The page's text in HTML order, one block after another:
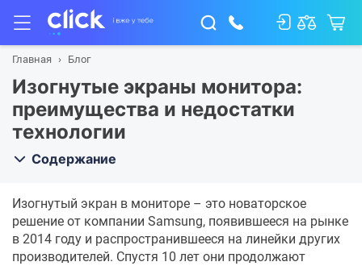
Главная Блог
Изогнутые экраны монитора:
преимущества и недостатки
технологии
Содержание
Изогнутый экран в мониторе – это новаторское
решение от компании Samsung, появившееся на рынке
в 2014 году и распространившееся на линейки других
производителей. Спустя 10 лет они продолжают